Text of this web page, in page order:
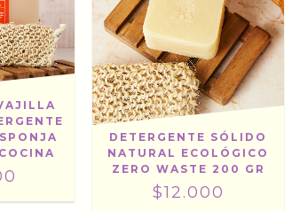
DETERGENTE SÓLIDO
NATURAL ECOLÓGICO
ZERO WASTE 200 GR
$12.000